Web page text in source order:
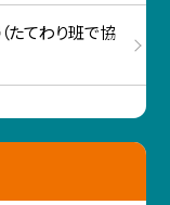
たてわり班で協